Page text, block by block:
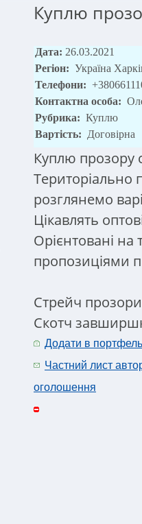
Куплю
Дата: 26.03.2021
Регіон: Україна
Телефони:
Контактна особа:
Рубрика: Куплю
Вартість: Договірна
Куплю прозору
Територіально
розглянемо
Цікавлять
Орієнтовані на
пропозиціями
Стрейч
Скотч
Додати в портфель
Частний лист
оголошення